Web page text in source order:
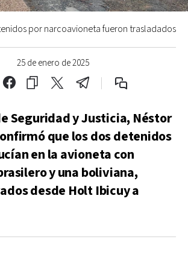
25 de enero de 2025
por narcoavioneta fueron trasladados
Seguridad y Justicia, Néstor
que los dos detenidos
en la avioneta con
y una boliviana,
desde Holt Ibicuy a